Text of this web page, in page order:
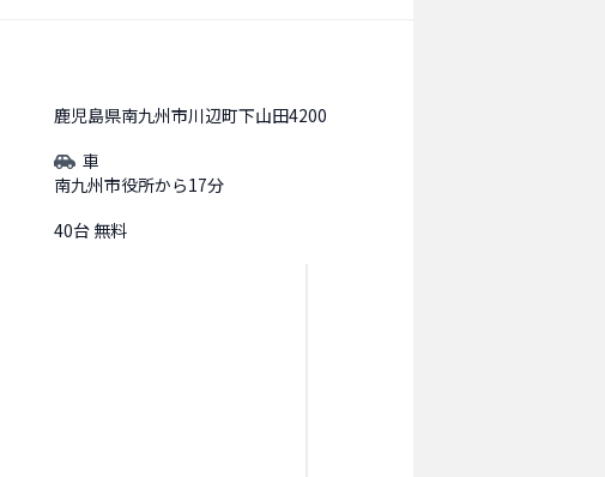
鹿児島県南九州市川辺町下山田4200
車
南九州市役所から17分
40台 無料